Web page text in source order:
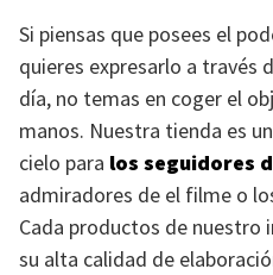
Si piensas que posees el
quieres expresarlo a través
día, no temas en coger el
manos. Nuestra tienda es
cielo para los seguidores
admiradores de el filme o
Cada productos de
su alta calidad de